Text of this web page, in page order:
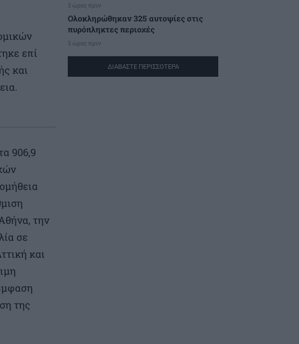
επί
και
906,9
την
σε
και
της
3 ώρες πριν
Ολοκληρώθηκαν 325 αυτοψίες στις
πυρόπληκτες περιοχές
3 ώρες πριν
ΔΙΑΒΑΣΤΕ ΠΕΡΙΣΣΟΤΕΡΑ